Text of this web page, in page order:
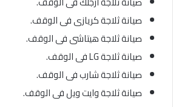
صيانة ثلاجة كريازى فى الوقف.
صيانة ثلاجة هيتاشى فى الوقف.
صيانة ثلاجة LG فى الوقف.
صيانة ثلاجة شارب فى الوقف.
صيانة ثلاجة وايت ويل فى الوقف.